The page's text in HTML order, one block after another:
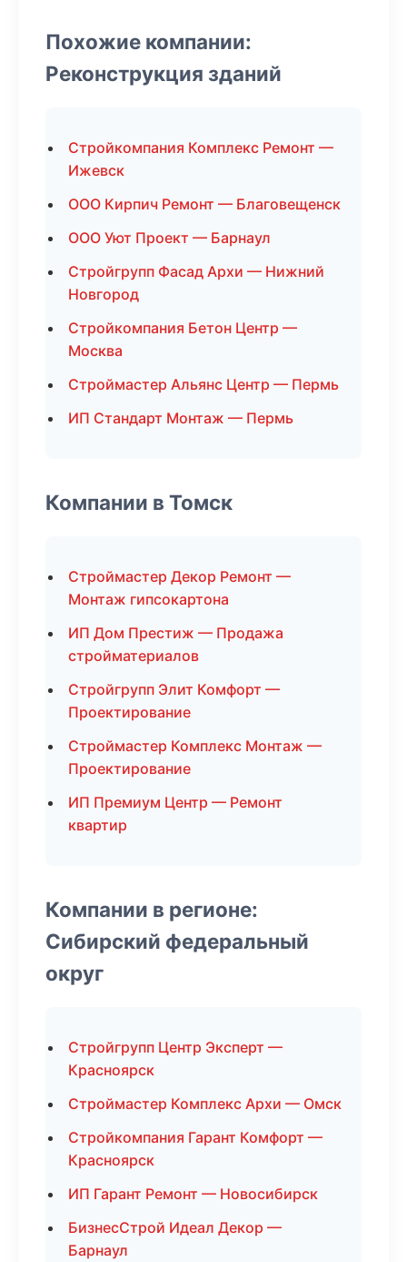
Похожие компании:
Реконструкция зданий
Стройкомпания Комплекс Ремонт —
Ижевск
ООО Кирпич Ремонт — Благовещенск
ООО Уют Проект — Барнаул
Стройгрупп Фасад Архи — Нижний
Новгород
Стройкомпания Бетон Центр —
Москва
Строймастер Альянс Центр — Пермь
ИП Стандарт Монтаж — Пермь
Компании в Томск
Строймастер Декор Ремонт —
Монтаж гипсокартона
ИП Дом Престиж — Продажа
стройматериалов
Стройгрупп Элит Комфорт —
Проектирование
Строймастер Комплекс Монтаж —
Проектирование
ИП Премиум Центр — Ремонт
квартир
Компании в регионе:
Сибирский федеральный
округ
Стройгрупп Центр Эксперт —
Красноярск
Строймастер Комплекс Архи — Омск
Стройкомпания Гарант Комфорт —
Красноярск
ИП Гарант Ремонт — Новосибирск
БизнесСтрой Идеал Декор —
Барнаул